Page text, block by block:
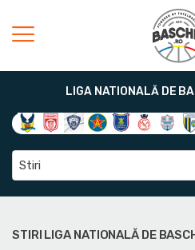
LIGA NATIONALĂ DE
Stiri
STIRI LIGA NATIONALĂ DE